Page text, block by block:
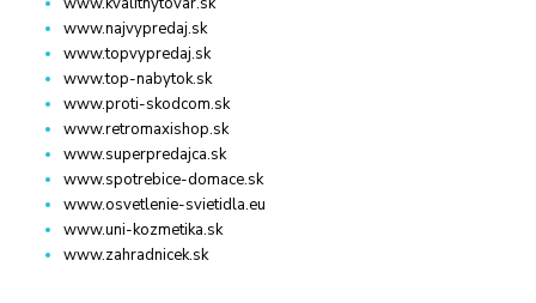
www.najvypredaj.sk
www.topvypredaj.sk
www.top-nabytok.sk
www.proti-skodcom.sk
www.retromaxishop.sk
www.superpredajca.sk
www.spotrebice-domace.sk
www.osvetlenie-svietidla.eu
www.uni-kozmetika.sk
www.zahradnicek.sk